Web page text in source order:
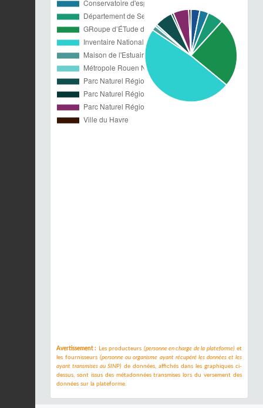
Avertissement : Les producteurs (personne en charge de la plateforme)et
les fournisseurs(personne ou organisme ayant récupéré les données et les
ayant transmises au SINP) de données, affichés dans les graphiques ci-
dessus, sont issus des métadonnées transmises lors du versement des
données sur la plateforme.